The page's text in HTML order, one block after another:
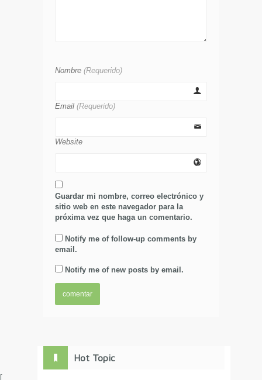
Nombre (Requerido)
Email (Requerido)
Website
Guardar mi nombre, correo electrónico y
sitio web en este navegador para la
próxima vez que haga un comentario.
Notify me of follow-up comments by
email.
Notify me of new posts by email.
Hot Topic
[